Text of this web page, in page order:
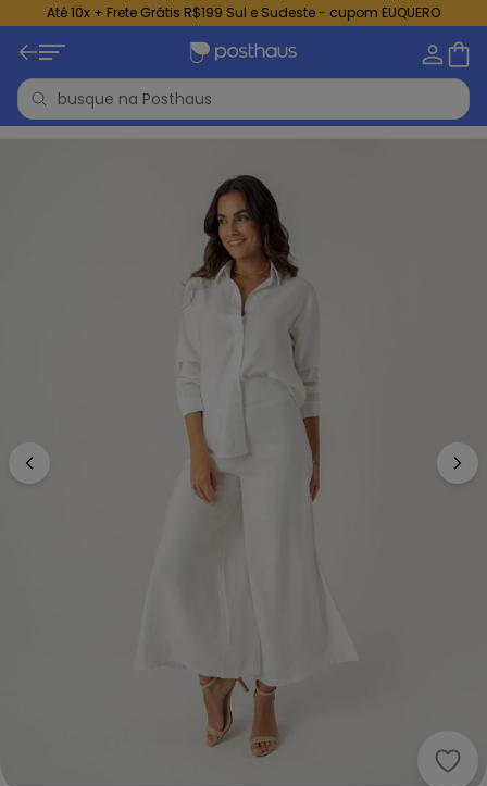
Até 10x + Frete Grátis R$199 Sul e Sudeste - cupom EUQUERO